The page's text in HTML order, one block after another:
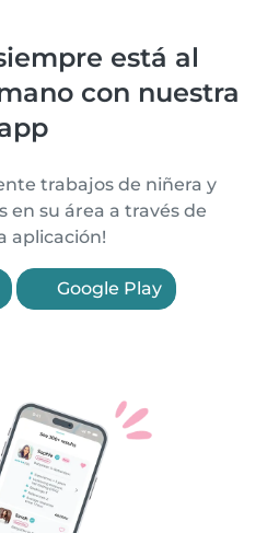
está al
con nuestra
trabajos de niñera y
en su área a través de
aplicación!
Google Play